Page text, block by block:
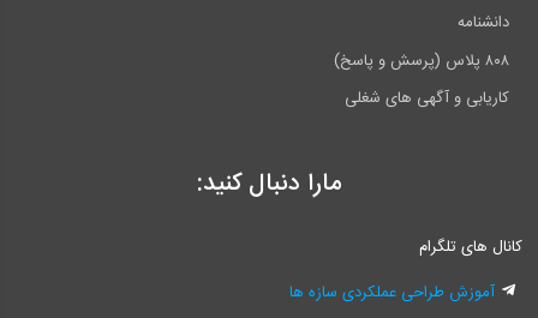
دانشنامه
۸۰۸ پلاس (پرسش و پاسخ)
کاریابی و آگهی های شغلی
مارا دنبال کنید:
کانال های تلگرام
آموزش طراحی عملکردی سازه ها